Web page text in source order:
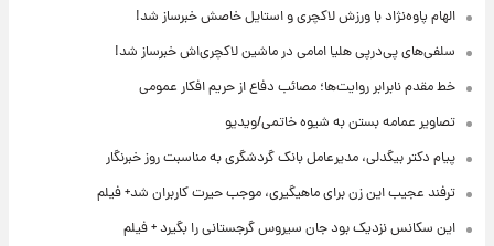
الهام پاوه‌نژاد با ورزش لاکچری و استایل خاصش خبرساز شد!
سلفی‌های پی‌درپی هلیا امامی در ماشین لاکچری‌اش خبرساز شد!
خط مقدم نابرابر روایت‌ها؛ مصائب دفاع از حریم افکار عمومی
تصاویر عمامه بستن به شیوه خاتمی/ویدیو
پیام دکتر بیگدلی، مدیرعامل بانک گردشگری به مناسبت روز خبرنگار
ترفند عجیب این زن برای ماهیگیری، موجب حیرت کاربران شد+ فیلم
این سکانس نزدیک بود جان سیروس گرجستانی را بگیرد + فیلم